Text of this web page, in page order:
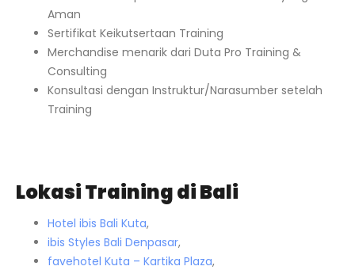
Aman
Sertifikat Keikutsertaan Training
Merchandise menarik dari Duta Pro Training &
Consulting
Konsultasi dengan Instruktur/Narasumber setelah
Training
Lokasi Training di Bali
Hotel ibis Bali Kuta,
ibis Styles Bali Denpasar,
favehotel Kuta – Kartika Plaza,